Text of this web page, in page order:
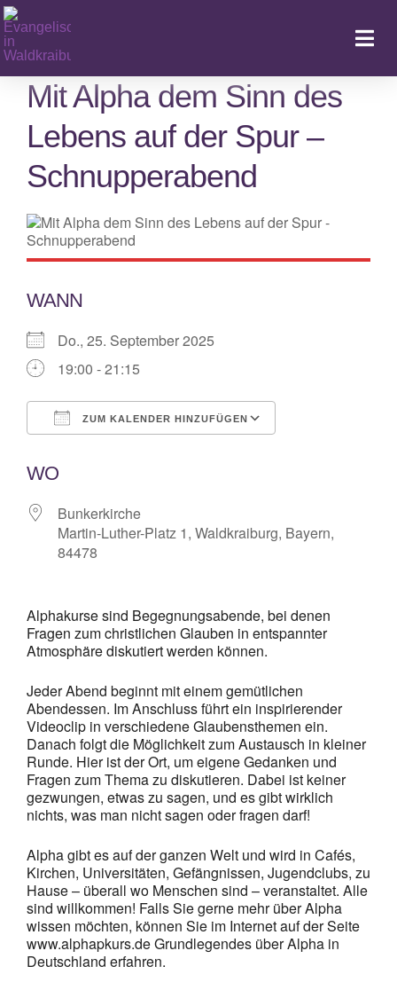
Zum
Inhalt
springen
Mit Alpha dem Sinn des
Lebens auf der Spur –
Schnupperabend
WANN
Do., 25. September 2025
19:00 - 21:15
ZUM KALENDER HINZUFÜGEN
WO
Bunkerkirche
Martin-Luther-Platz 1, Waldkraiburg, Bayern,
84478
Alphakurse sind Begegnungsabende, bei denen
Fragen zum christlichen Glauben in entspannter
Atmosphäre diskutiert werden können.
Jeder Abend beginnt mit einem gemütlichen
Abendessen. Im Anschluss führt ein inspirierender
Videoclip in verschiedene Glaubensthemen ein.
Danach folgt die Möglichkeit zum Austausch in kleiner
Runde. Hier ist der Ort, um eigene Gedanken und
Fragen zum Thema zu diskutieren. Dabei ist keiner
gezwungen, etwas zu sagen, und es gibt wirklich
nichts, was man nicht sagen oder fragen darf!
Alpha gibt es auf der ganzen Welt und wird in Cafés,
Kirchen, Universitäten, Gefängnissen, Jugendclubs, zu
Hause – überall wo Menschen sind – veranstaltet. Alle
sind willkommen! Falls Sie gerne mehr über Alpha
wissen möchten, können Sie im Internet auf der Seite
www.alphapkurs.de Grundlegendes über Alpha in
Deutschland erfahren.